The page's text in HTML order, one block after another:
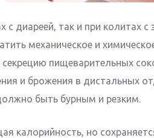
с диареей, так и при колитах
механическое и
секрецию пищеварительных
и брожения в дистальных
быть бурным и резким.
калорийность, но